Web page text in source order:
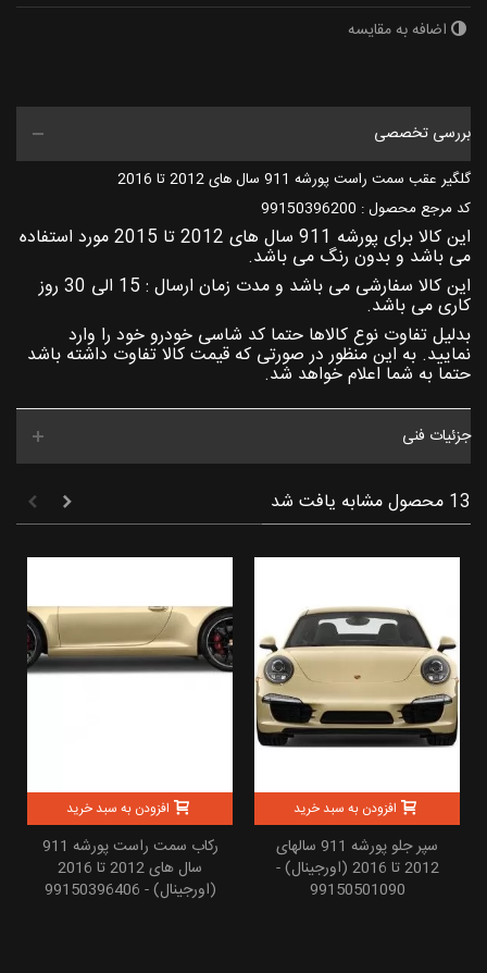
اضافه به مقایسه
بررسی تخصصی
گلگیر عقب سمت راست پورشه 911 سال های 2012 تا 2016
کد مرجع محصول : 99150396200
این کالا برای پورشه 911 سال های 2012 تا 2015 مورد استفاده
می باشد و بدون رنگ می باشد.
این کالا سفارشی می باشد و مدت زمان ارسال : 15 الی 30 روز
کاری می باشد.
بدلیل تفاوت نوع کالاها حتما کد شاسی خودرو خود را وارد
نمایید. به این منظور در صورتی که قیمت کالا تفاوت داشته باشد
حتما به شما اعلام خواهد شد.
جزئیات فنی
13 محصول مشابه یافت شد
افزودن به سبد خرید
رکاب سمت راست پورشه 911
سال های 2012 تا 2016
(اورجینال) - 99150396406
افزودن به سبد خرید
سپر جلو پورشه 911 سالهای
2012 تا 2016 (اورجینال) -
99150501090